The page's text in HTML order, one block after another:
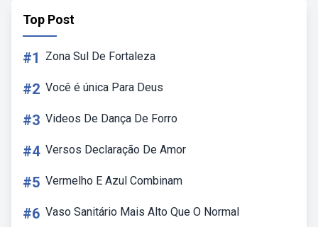
Top Post
#1 Zona Sul De Fortaleza
#2 Você é única Para Deus
#3 Videos De Dança De Forro
#4 Versos Declaração De Amor
#5 Vermelho E Azul Combinam
#6 Vaso Sanitário Mais Alto Que O Normal